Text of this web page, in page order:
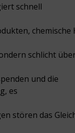
schnell
schlicht
und die
es
stören das